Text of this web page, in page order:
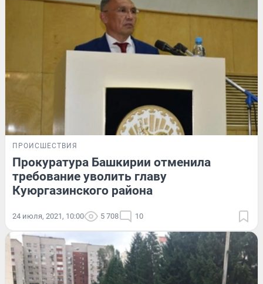
ПРОИСШЕСТВИЯ
Прокуратура Башкирии отменила
требование уволить главу
Куюргазинского района
24 июля, 2021, 10:00 5 708 10